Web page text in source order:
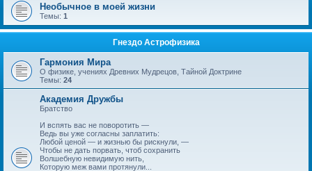
Необычное в моей жизни
Темы: 1
Гнездо Астрофизика
Гармония Мира
О физике, учениях Древних Мудрецов, Тайной Доктрине
Темы: 24
Академия Дружбы
Братство
И вспять вас не поворотить —
Ведь вы уже согласны заплатить:
Любой ценой — и жизнью бы рискнули, —
Чтобы не дать порвать, чтоб сохранить
Волшебную невидимую нить,
Которую меж вами протянули...